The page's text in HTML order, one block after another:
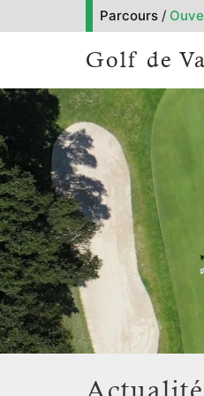
Parcours /
Golf de